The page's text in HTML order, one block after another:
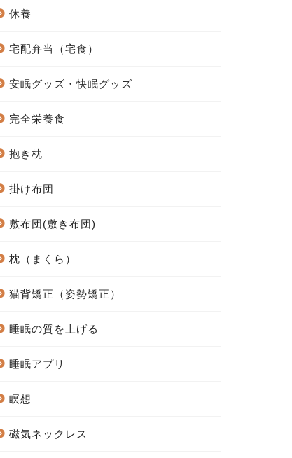
休養
宅配弁当（宅食）
安眠グッズ・快眠グッズ
完全栄養食
抱き枕
掛け布団
敷布団(敷き布団)
枕（まくら）
猫背矯正（姿勢矯正）
睡眠の質を上げる
睡眠アプリ
瞑想
磁気ネックレス